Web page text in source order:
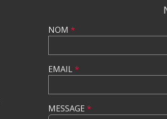
NOM *
EMAIL*
MESSAGE *